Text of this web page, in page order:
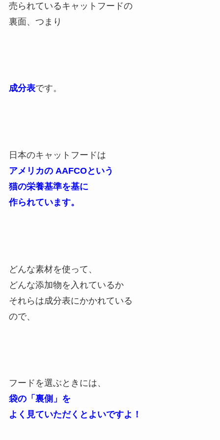
売られているキャットフードの
裏面、つまり
成分表です。
日本のキャットフードは
アメリカの AAFCOという
猫の栄養基準を基に
作られています。
どんな素材を使って、
どんな添加物を入れているか
それらは成分表にかかれている
ので、
フードを選ぶときには、
袋の「裏側」を
よく見ていただくとよいですよ！